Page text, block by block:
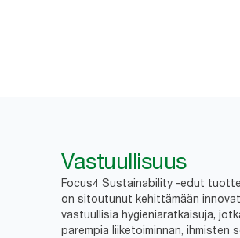
Vastuullisuus
Focus4 Sustainability -edut
on sitoutunut kehittämään
vastuullisia hygieniaratkaisuja,
parempia liiketoiminnan, ihmisten